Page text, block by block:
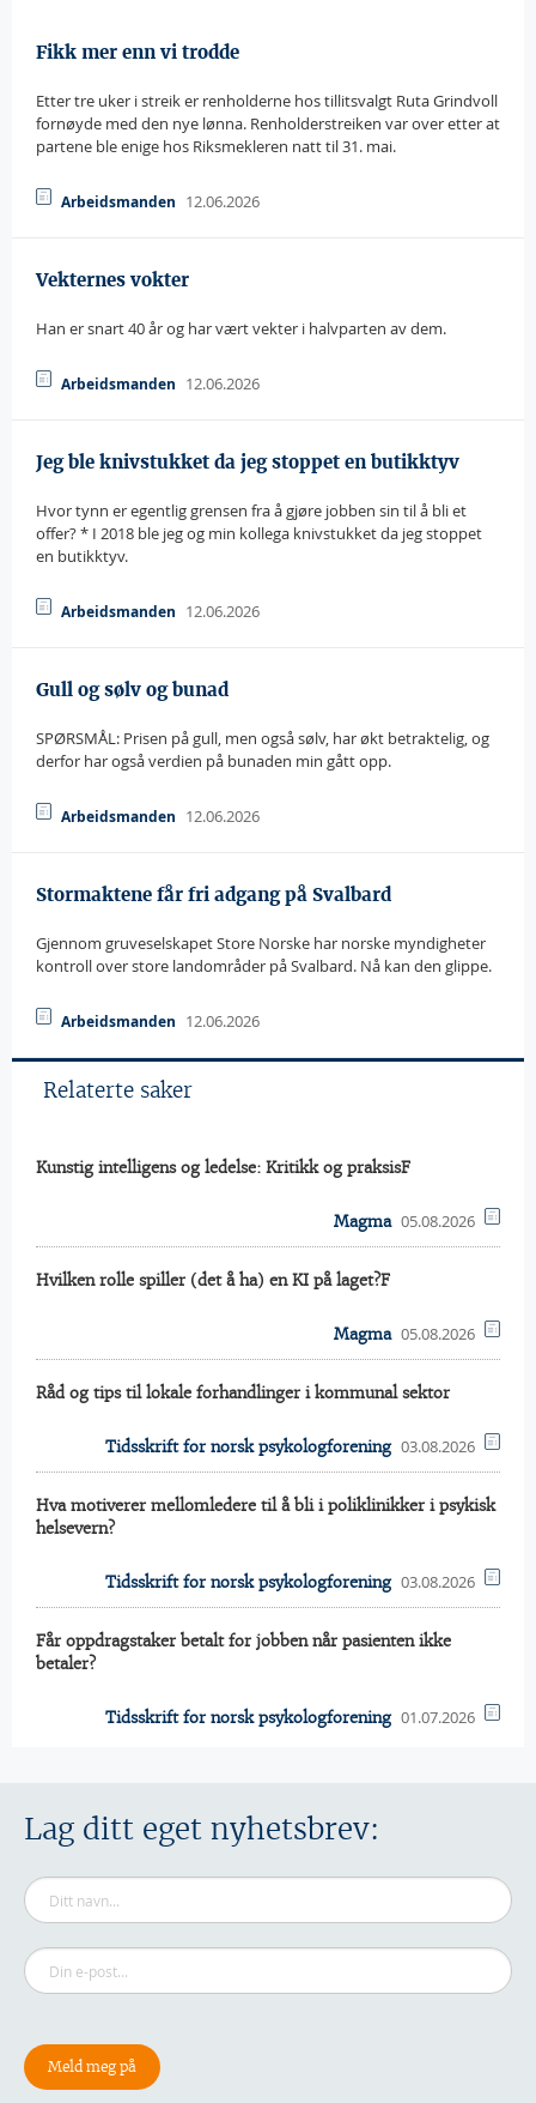
Fikk mer enn vi trodde
Etter tre uker i streik er renholderne hos tillitsvalgt Ruta Grindvoll
fornøyde med den nye lønna. Renholderstreiken var over etter at
partene ble enige hos Riksmekleren natt til 31. mai.
Arbeidsmanden 12.06.2026
Vekternes vokter
Han er snart 40 år og har vært vekter i halvparten av dem.
Arbeidsmanden 12.06.2026
Jeg ble knivstukket da jeg stoppet en butikktyv
Hvor tynn er egentlig grensen fra å gjøre jobben sin til å bli et
offer? * I 2018 ble jeg og min kollega knivstukket da jeg stoppet
en butikktyv.
Arbeidsmanden 12.06.2026
Gull og sølv og bunad
SPØRSMÅL: Prisen på gull, men også sølv, har økt betraktelig, og
derfor har også verdien på bunaden min gått opp.
Arbeidsmanden 12.06.2026
Stormaktene får fri adgang på Svalbard
Gjennom gruveselskapet Store Norske har norske myndigheter
kontroll over store landområder på Svalbard. Nå kan den glippe.
Arbeidsmanden 12.06.2026
Relaterte saker
Kunstig intelligens og ledelse: Kritikk og praksisF
Magma 05.08.2026
Hvilken rolle spiller (det å ha) en KI på laget?F
Magma 05.08.2026
Råd og tips til lokale forhandlinger i kommunal sektor
Tidsskrift for norsk psykologforening 03.08.2026
Hva motiverer mellomledere til å bli i poliklinikker i psykisk
helsevern?
Tidsskrift for norsk psykologforening 03.08.2026
Får oppdragstaker betalt for jobben når pasienten ikke
betaler?
Tidsskrift for norsk psykologforening 01.07.2026
Lag ditt eget nyhetsbrev: